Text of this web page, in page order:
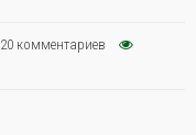
20 комментариев